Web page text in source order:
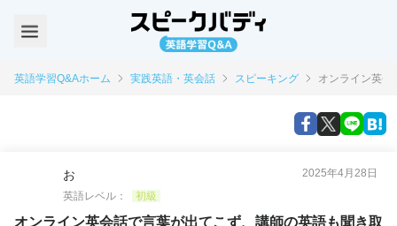
英語学習Q&Aホーム 実践英語・英会話 スピーキング オンライン英会
お
2025年4月28日
英語レベル：
初級
オンライン英会話で言葉が出てこず、講師の英語も聞き取